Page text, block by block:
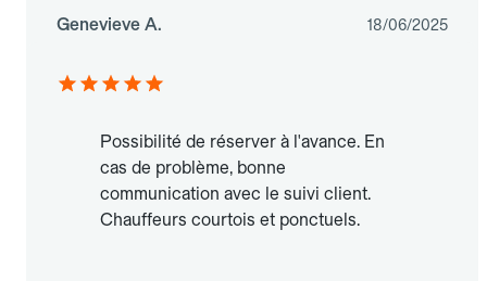
Genevieve A. 18/06/2025
Possibilité de réserver à l'avance. En
cas de problème, bonne
communication avec le suivi client.
Chauffeurs courtois et ponctuels.